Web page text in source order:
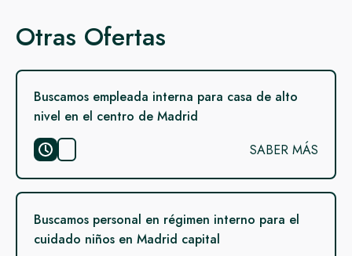
Otras Ofertas
Buscamos empleada interna para casa de alto
nivel en el centro de Madrid
SABER MÁS
Buscamos personal en régimen interno para el
cuidado niños en Madrid capital